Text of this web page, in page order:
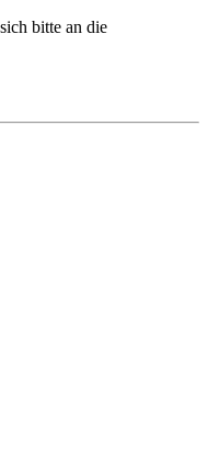
bitte an die